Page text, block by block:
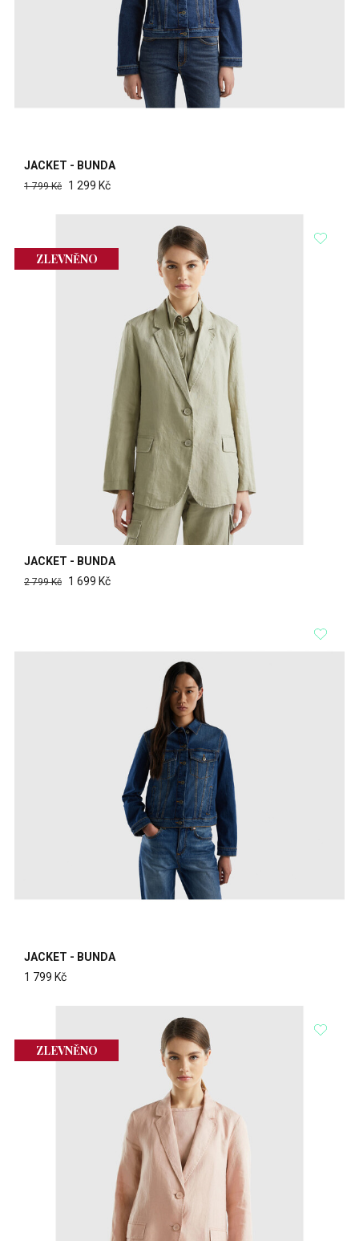
JACKET - BUNDA
1 799 Kč 1 299 Kč
ZLEVNĚNO
JACKET - BUNDA
2 799 Kč 1 699 Kč
JACKET - BUNDA
1 799 Kč
ZLEVNĚNO